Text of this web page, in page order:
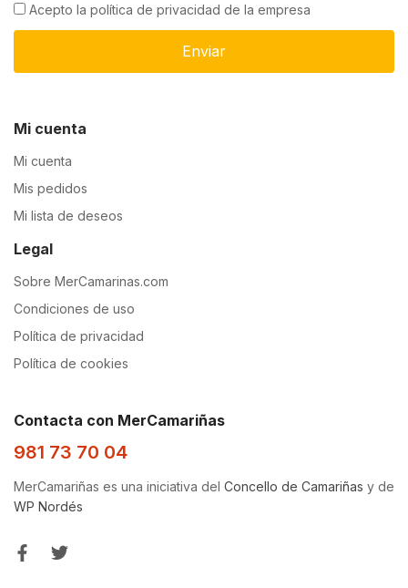
Acepto la política de privacidad de la empresa
Enviar
Mi cuenta
Mi cuenta
Mis pedidos
Mi lista de deseos
Legal
Sobre MerCamarinas.com
Condiciones de uso
Política de privacidad
Política de cookies
Contacta con MerCamariñas
981 73 70 04
MerCamariñas es una iniciativa del Concello de Camariñas y de
WP Nordés